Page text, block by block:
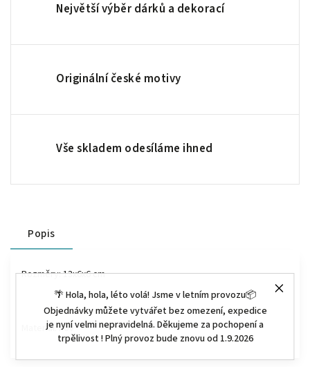
🌴 Hola, hola, léto volá! Jsme v letním provozu📦
Objednávky můžete vytvářet bez omezení, expedice
je nyní velmi nepravidelná. Děkujeme za pochopení a
trpělivost ! Plný provoz bude znovu od 1.9.2026
Největší výběr dárků a dekorací
Originální české motivy
Vše skladem odesíláme ihned
Popis
Rozměry: 13x6x6 cm
Materiál: kov